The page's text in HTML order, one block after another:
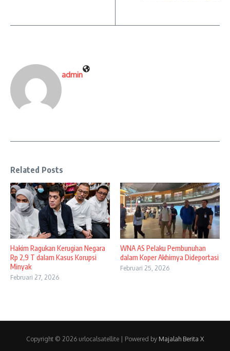
admin
Related Posts
Hakim Ragukan Kerugian Negara
Rp 2,9 T dalam Kasus Korupsi
Minyak
Februari 27, 2026
WNA AS Pelaku Pembunuhan
dalam Koper Akhirnya Dideportasi
Februari 25, 2026
Copyright © 2026 urlocalsatellite | Powered by Majalah Berita X